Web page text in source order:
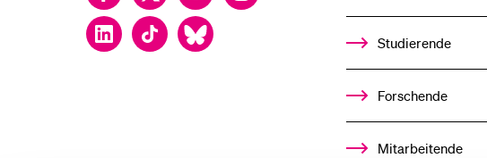
LinkedInTikTok Bluesky
Studierende
Forschende
Mitarbeitende